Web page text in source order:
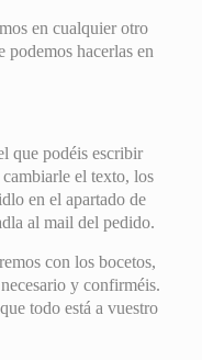
en cualquier otro
podemos hacerlas en
que podéis escribir
el texto, los
en el apartado de
al mail del pedido.
con los bocetos,
y confirméis.
todo está a vuestro